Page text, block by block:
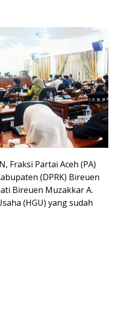
Fraksi Partai Aceh (PA)
(DPRK) Bireuen
Bireuen Muzakkar A.
(HGU) yang sudah